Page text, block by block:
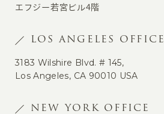
エフジー若宮ビル4階
LOS ANGELES OFFICE
3183 Wilshire Blvd. # 145,
Los Angeles, CA 90010 USA
NEW YORK OFFICE